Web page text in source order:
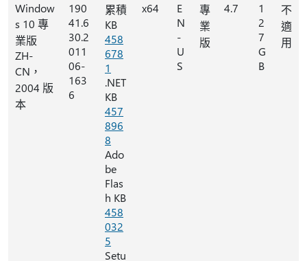
Window
s 10 專
業版
ZH-
CN，
2004 版
本
190
41.6
30.2
011
06-
163
6
累積
KB
458
678
1
.NET
KB
457
896
8
Ado
be
Flas
h KB
458
032
5
Setu
x64
E
N
-
U
S
專
業
版
4.7
1
2
7
G
B
不
適
用